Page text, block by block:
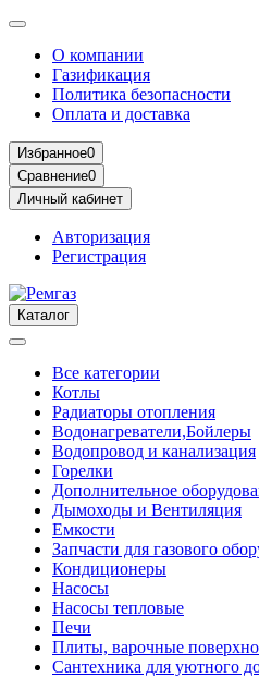
О компании
Газификация
Политика безопасности
Оплата и доставка
Избранное0
Сравнение0
Личный кабинет
Авторизация
Регистрация
Каталог
Все категории
Котлы
Радиаторы отопления
Водонагреватели,Бойлеры
Водопровод и канализация
Горелки
Дополнительное
Дымоходы и Вентиляция
Емкости
Запчасти для газового
Кондиционеры
Насосы
Насосы тепловые
Печи
Плиты, варочные
Сантехника для уютного